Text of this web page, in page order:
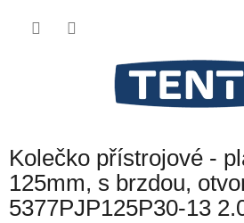
Kolečko přístrojové -
125mm, s brzdou,
5377PJP125P30-13